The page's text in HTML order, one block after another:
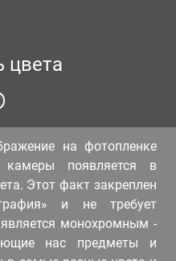
цвета
на фотопленке
появляется в
Этот факт закреплен
и не требует
монохромным -
нас предметы и